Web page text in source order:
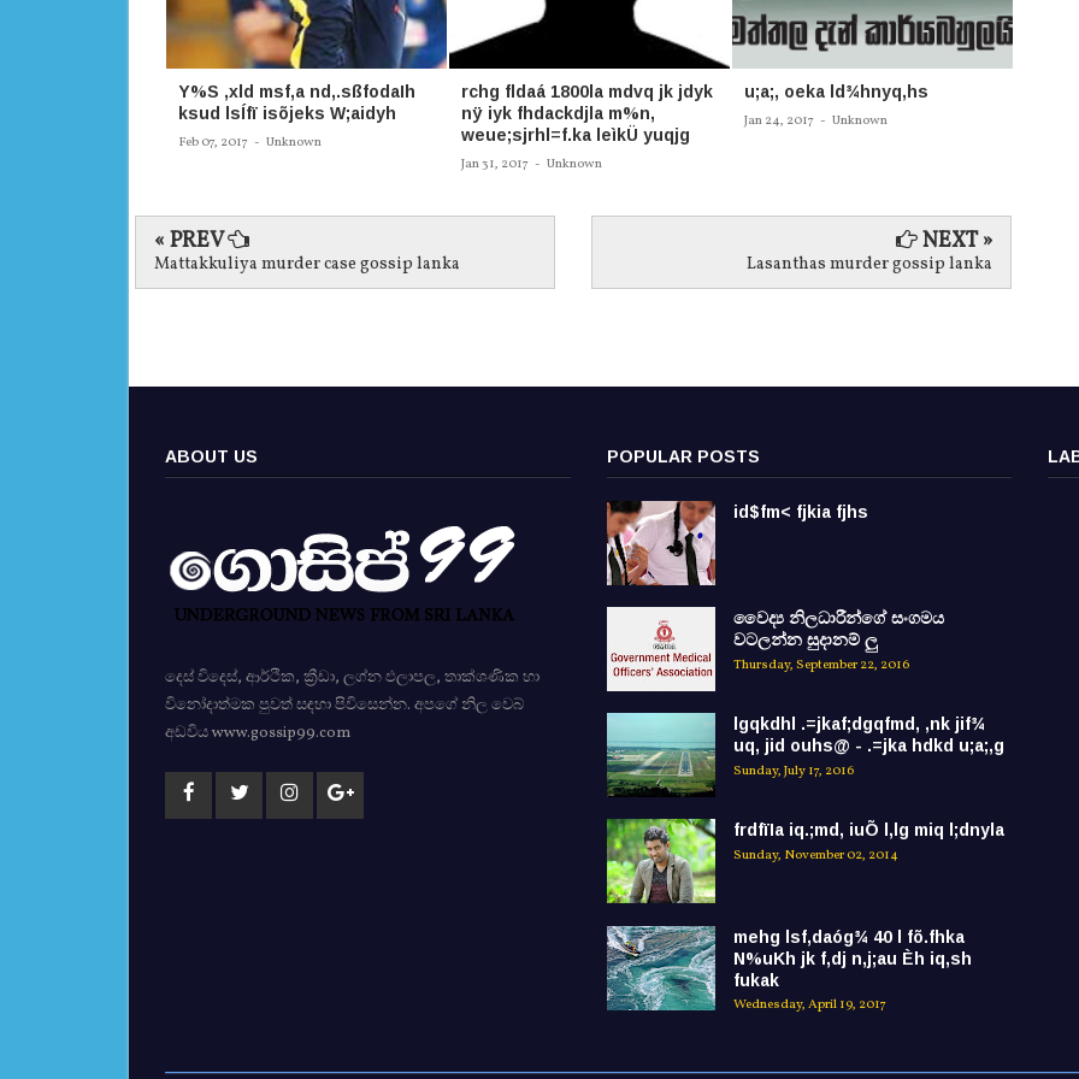
Y%S ,xld msf,a nd,.sßfodaIh
ksud lsÍfï isõjeks W;aidyh
Feb 07, 2017 - Unknown
rchg fldaá 1800la‌ mdvq jk jdyk
nÿ iyk fhdackdjla‌ m%n,
weue;sjrhl=f.ka leìkÜ‌ yuqjg
Jan 31, 2017 - Unknown
u;a;, oeka ld¾hnyq,hs
Jan 24, 2017 - Unknown
« PREV
Mattakkuliya murder case gossip lanka
NEXT »
Lasanthas murder gossip lanka
ABOUT US
දෙස් විදෙස්, ආර්ථික, ක්‍රීඩා, ලග්න ඵලාපල, තාක්ශණික හා
විනෝදාත්මක පුවත් සඳහා පිවිසෙන්න. අපගේ නිල වෙබ්
අඩවිය www.gossip99.com
POPULAR POSTS
id$fm< fjkia fjhs
වෛද්‍ය නිලධාරීන්ගේ සංගමය
වටලන්න සුදානම් ලු
Thursday, September 22, 2016
lgqkdhl .=jkaf;dgqfmd, ,nk jif¾
uq, jid ouhs@ - .=jka hdkd u;a;,g
Sunday, July 17, 2016
frdfïIa iq.;md, iuÕ l,lg miq l;dnyla
Sunday, November 02, 2014
mehg lsf,daóg¾ 40 l fõ.fhka
N%uKh jk f,dj n,j;au Èh iq,sh
fukak
Wednesday, April 19, 2017